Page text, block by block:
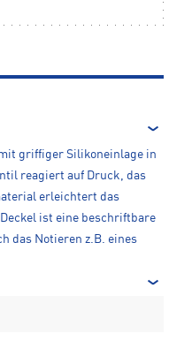
griffiger Silikoneinlage in
reagiert auf Druck, das
erleichtert das
ist eine beschriftbare
das Notieren z.B. eines